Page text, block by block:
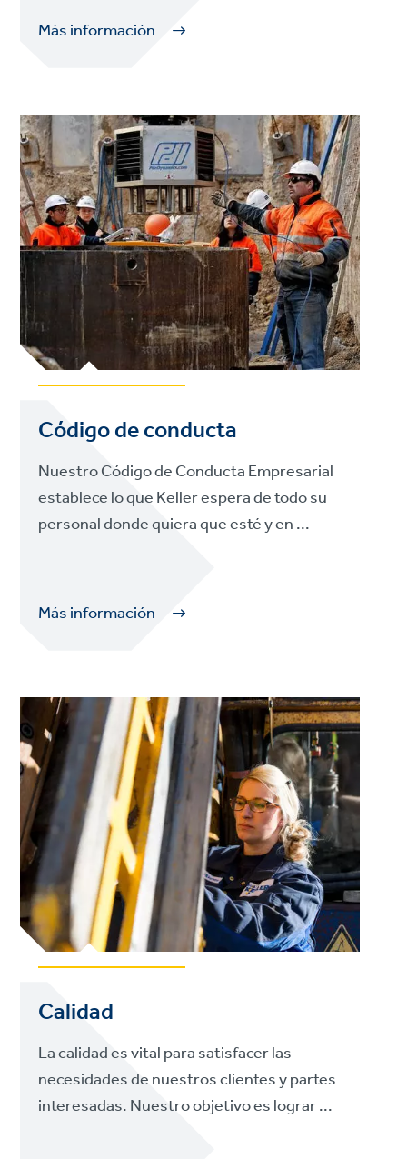
Más información
Código de conducta
Nuestro Código de Conducta Empresarial
establece lo que Keller espera de todo su
personal donde quiera que esté y en ...
Más información
Calidad
La calidad es vital para satisfacer las
necesidades de nuestros clientes y partes
interesadas. Nuestro objetivo es lograr ...